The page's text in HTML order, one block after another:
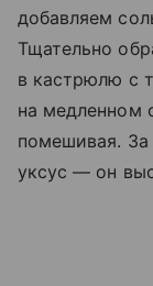
добавляем
Тщательно
в кастрюлю с
на медленном
помешивая.
уксус — он